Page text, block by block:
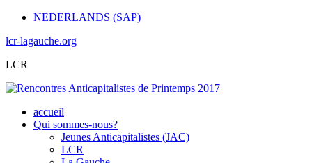
NEDERLANDS (SAP)
lcr-lagauche.org
LCR
accueil
Qui sommes-nous?
Jeunes Anticapitalistes (JAC)
LCR